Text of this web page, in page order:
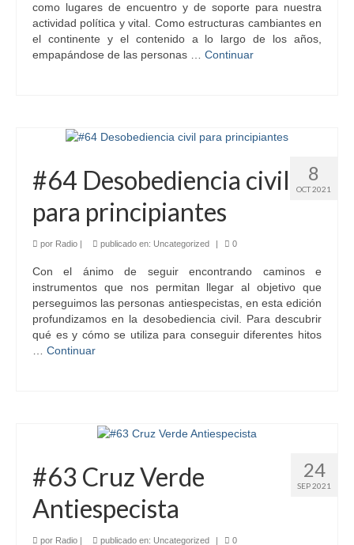
como lugares de encuentro y de soporte para nuestra
actividad política y vital. Como estructuras cambiantes en
el continente y el contenido a lo largo de los años,
empapándose de las personas … Continuar
8
OCT 2021
#64 Desobediencia civil
para principiantes
por Radio publicado en: Uncategorized 0
Con el ánimo de seguir encontrando caminos e
instrumentos que nos permitan llegar al objetivo que
perseguimos las personas antiespecistas, en esta edición
profundizamos en la desobediencia civil. Para descubrir
qué es y cómo se utiliza para conseguir diferentes hitos
… Continuar
24
SEP 2021
#63 Cruz Verde
Antiespecista
por Radio | publicado en: Uncategorized | 0